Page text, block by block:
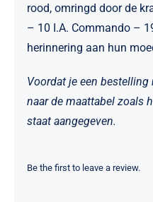
rood, omringd door de
– 10 I.A. Commando –
herinnering aan hun
Voordat je een
naar de maattabel zoals
staat aangegeven.
Be the first to leave a review.